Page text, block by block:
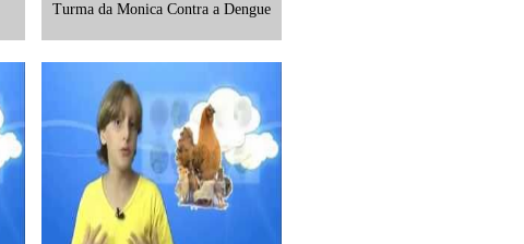
Turma da Monica Contra a Dengue